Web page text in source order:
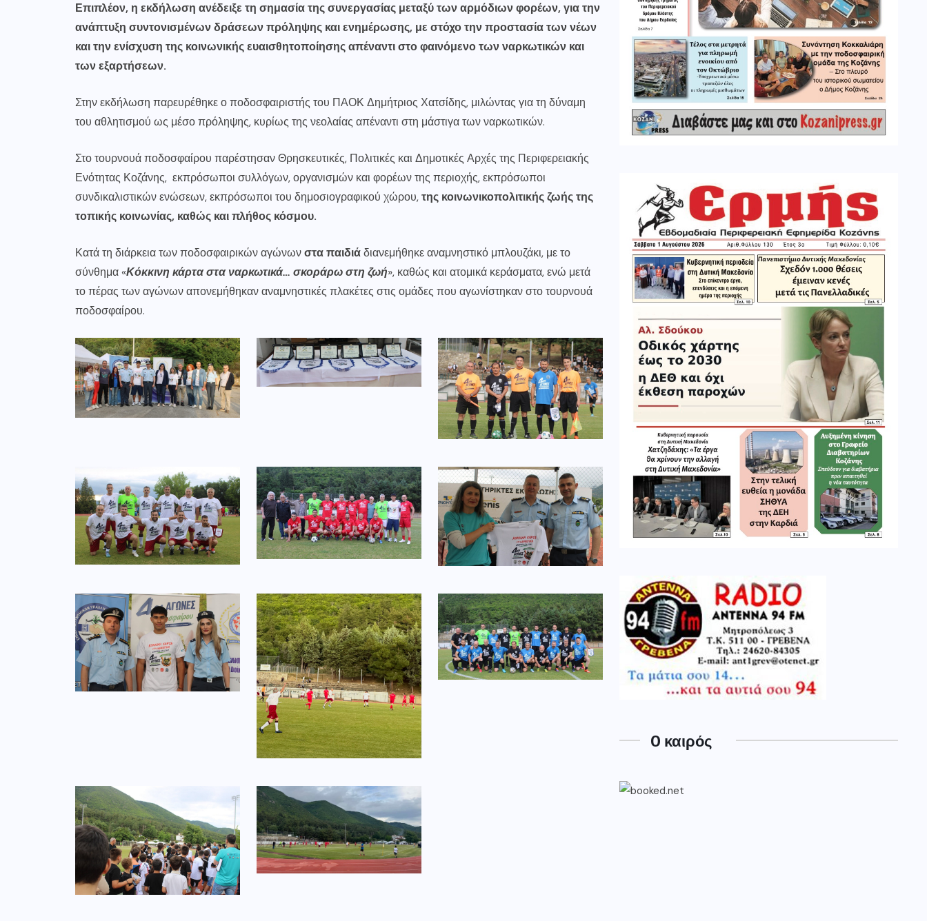
Επιπλέον, η εκδήλωση ανέδειξε τη σημασία της συνεργασίας μεταξύ των αρμόδιων φορέων, για την
ανάπτυξη συντονισμένων δράσεων πρόληψης και ενημέρωσης, με στόχο την προστασία των νέων
και την ενίσχυση της κοινωνικής ευαισθητοποίησης απέναντι στο φαινόμενο των ναρκωτικών και
των εξαρτήσεων.
Στην εκδήλωση παρευρέθηκε ο ποδοσφαιριστής του ΠΑΟΚ Δημήτριος Χατσίδης, μιλώντας για τη δύναμη
του αθλητισμού ως μέσο πρόληψης, κυρίως της νεολαίας απέναντι στη μάστιγα των ναρκωτικών.
Στο τουρνουά ποδοσφαίρου παρέστησαν Θρησκευτικές, Πολιτικές και Δημοτικές Αρχές της Περιφερειακής
Ενότητας Κοζάνης, εκπρόσωποι συλλόγων, οργανισμών και φορέων της περιοχής, εκπρόσωποι
συνδικαλιστικών ενώσεων, εκπρόσωποι του δημοσιογραφικού χώρου,της κοινωνικοπολιτικής ζωής της
τοπικής κοινωνίας, καθώς και πλήθος κόσμου.
Κατά τη διάρκεια των ποδοσφαιρικών αγώνωνστα παιδιάδιανεμήθηκε αναμνηστικό μπλουζάκι, με το
σύνθημα «Κόκκινη κάρτα στα ναρκωτικά… σκοράρω στη ζωή», καθώς και ατομικά κεράσματα, ενώ μετά
το πέρας των αγώνων απονεμήθηκαν αναμνηστικές πλακέτες στις ομάδες που αγωνίστηκαν στο τουρνουά
ποδοσφαίρου.
O καιρός